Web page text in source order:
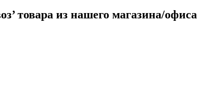
товара из нашего магазина/офиса